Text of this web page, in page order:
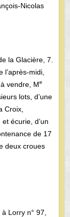
Nicolas
la Glacière, 7.
midi,
vendre, Me
lots, d’une
Croix,
écurie, d’un
de 17
deux croues
Lorry n° 97,